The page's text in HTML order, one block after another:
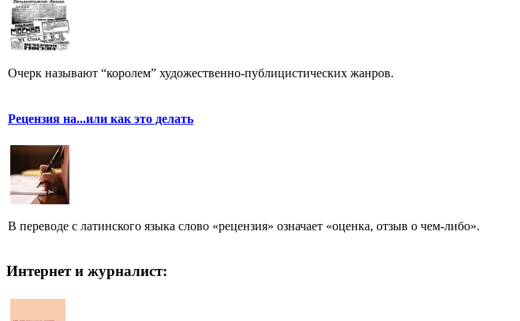
Очерк называют “королем” художественно-публицистических жанров.
Рецензия на...или как это делать
В переводе с латинского языка слово «рецензия» означает «оценка, отзыв о чем-либо».
Интернет и журналист: